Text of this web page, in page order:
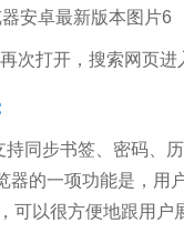
次打开，搜索网页进
同步书签、密码、
器的一项功能是，用
可以很方便地跟用户